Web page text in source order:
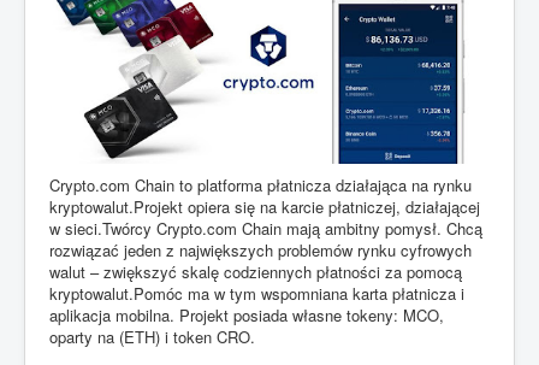
Crypto.com Chain to platforma płatnicza działająca na rynku
kryptowalut.Projekt opiera się na karcie płatniczej, działającej
w sieci.Twórcy Crypto.com Chain mają ambitny pomysł. Chcą
rozwiązać jeden z największych problemów rynku cyfrowych
walut – zwiększyć skalę codziennych płatności za pomocą
kryptowalut.Pomóc ma w tym wspomniana karta płatnicza i
aplikacja mobilna. Projekt posiada własne tokeny: MCO,
oparty na (ETH) i token CRO.